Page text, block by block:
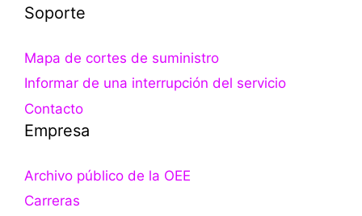
Soporte
Mapa de cortes de suministro
Informar de una interrupción del servicio
Contacto
Empresa
Archivo público de la OEE
Carreras